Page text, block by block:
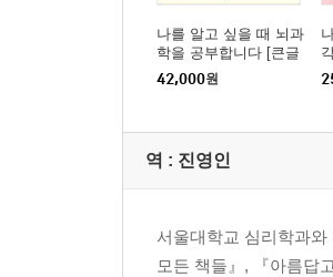
나를 알고 싶을 때 뇌과
학을 공부합니다 [큰글
자도서]
42,000원
역 : 진영인
서울대학교 심리학과
모든 책들』, 『아름답